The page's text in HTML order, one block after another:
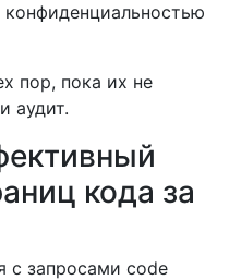
пор, пока их не
аудит.
кода за
с запросами code